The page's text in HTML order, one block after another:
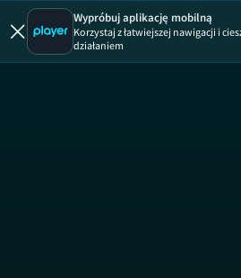
Wypróbuj aplikację mobilną
Korzystaj z łatwiejszej nawigacji i
działaniem